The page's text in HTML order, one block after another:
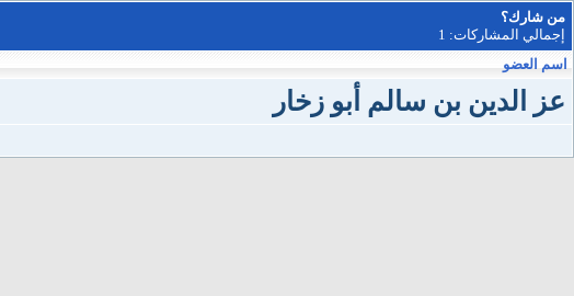
من شارك؟
إجمالي المشاركات: 1
اسم العضو
عز الدين بن سالم أبو زخار